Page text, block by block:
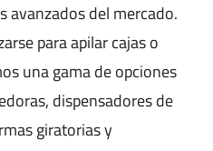
avanzados del mercado.
para apilar cajas o
una gama de opciones
dispensadores de
giratorias y